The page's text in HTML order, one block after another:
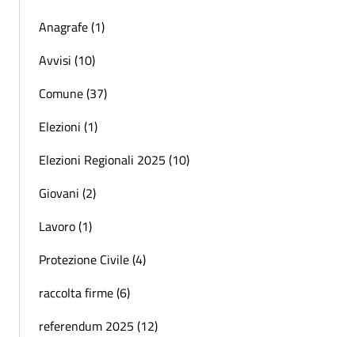
Anagrafe (1)
Avvisi (10)
Comune (37)
Elezioni (1)
Elezioni Regionali 2025 (10)
Giovani (2)
Lavoro (1)
Protezione Civile (4)
raccolta firme (6)
referendum 2025 (12)